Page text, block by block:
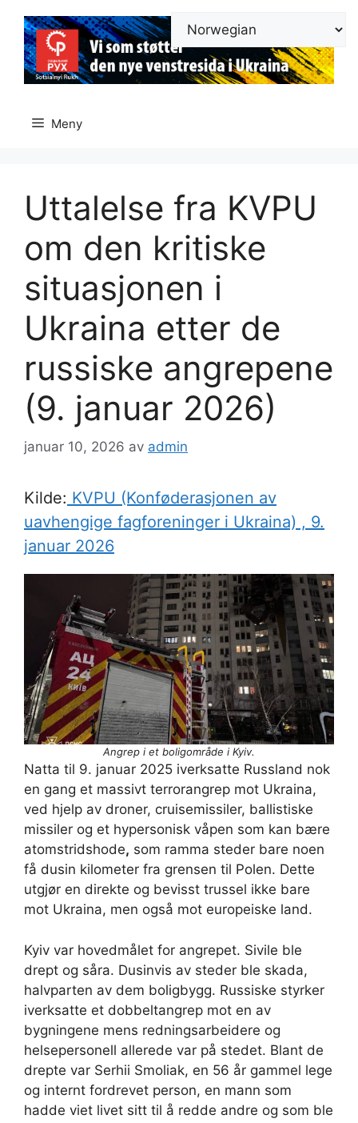
innhold
Meny
Uttalelse fra KVPU
om den kritiske
situasjonen i
Ukraina etter de
russiske angrepene
(9. januar 2026)
januar 10, 2026 av admin
Kilde: KVPU (Konføderasjonen av
uavhengige fagforeninger i Ukraina) , 9.
januar 2026
Angrep i et boligområde i Kyiv.
Natta til 9. januar 2025 iverksatte Russland nok
en gang et massivt terrorangrep mot Ukraina,
ved hjelp av droner, cruisemissiler, ballistiske
missiler og et hypersonisk våpen som kan bære
atomstridshode, som ramma steder bare noen
få dusin kilometer fra grensen til Polen. Dette
utgjør en direkte og bevisst trussel ikke bare
mot Ukraina, men også mot europeiske land.
Kyiv var hovedmålet for angrepet. Sivile ble
drept og såra. Dusinvis av steder ble skada,
halvparten av dem boligbygg. Russiske styrker
iverksatte et dobbeltangrep mot en av
bygningene mens redningsarbeidere og
helsepersonell allerede var på stedet. Blant de
drepte var Serhii Smoliak, en 56 år gammel lege
og internt fordrevet person, en mann som
hadde viet livet sitt til å redde andre og som ble